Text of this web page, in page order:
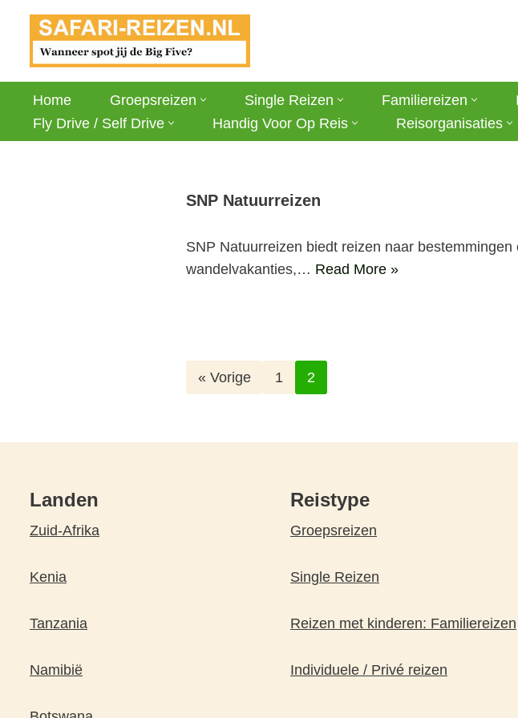
naar
Home Groepsreizen Single Reizen Familiereizen
Fly Drive / Self Drive
Handig Voor Op Reis Reisorganisaties
SNP Natuurreizen
SNP Natuurreizen biedt reizen naar
wandelvakanties,… Read More »
« Vorige 1 2
Landen
Zuid-Afrika
Kenia
Tanzania
Namibië
Reistype
Groepsreizen
Single Reizen
Reizen met kinderen: Familiereizen
Individuele / Privé reizen